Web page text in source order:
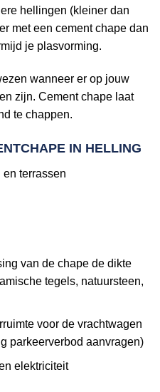
hellingen (kleiner dan
met een cement chape dan
je plasvorming.
wanneer er op jouw
zijn. Cement chape laat
te chappen.
IN HELLING
terrassen
van de chape de dikte
tegels, natuursteen,
voor de vrachtwagen
parkeerverbod aanvragen)
elektriciteit